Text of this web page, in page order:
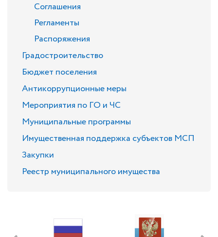
Соглашения
Регламенты
Распоряжения
Градостроительство
Бюджет поселения
Антикоррупционные меры
Мероприятия по ГО и ЧС
Муниципальные программы
Имущественная поддержка субъектов МСП
Закупки
Реестр муниципального имущества